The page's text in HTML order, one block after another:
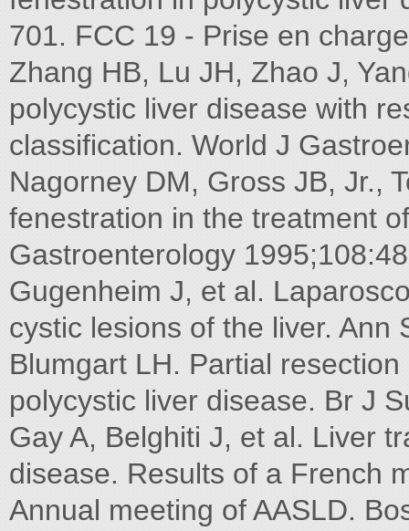
701. FCC 19 - Prise en
Zhang HB, Lu JH, Zhao J,
polycystic liver disease with
classification. World J
Nagorney DM, Gross JB, Jr.,
fenestration in the treatment
Gastroenterology
Gugenheim J, et al.
cystic lesions of the liver. Ann
Blumgart LH. Partial
polycystic liver disease. Br J
Gay A, Belghiti J, et al. Liver
disease. Results of a French
Annual meeting of AASLD.